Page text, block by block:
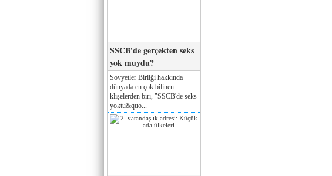
SSCB'de gerçekten seks
yok muydu?
Sovyetler Birliği hakkında
dünyada en çok bilinen
klişelerden biri, "SSCB'de seks
yoktu&quo...